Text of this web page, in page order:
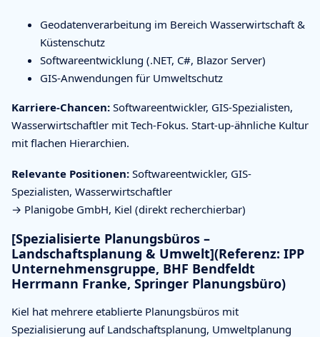
Geodatenverarbeitung im Bereich Wasserwirtschaft &
Küstenschutz
Softwareentwicklung (.NET, C#, Blazor Server)
GIS-Anwendungen für Umweltschutz
Karriere-Chancen: Softwareentwickler, GIS-Spezialisten,
Wasserwirtschaftler mit Tech-Fokus. Start-up-ähnliche Kultur
mit flachen Hierarchien.
Relevante Positionen: Softwareentwickler, GIS-
Spezialisten, Wasserwirtschaftler
→ Planigobe GmbH, Kiel (direkt recherchierbar)
[Spezialisierte Planungsbüros –
Landschaftsplanung & Umwelt](Referenz: IPP
Unternehmensgruppe, BHF Bendfeldt
Herrmann Franke, Springer Planungsbüro)
Kiel hat mehrere etablierte Planungsbüros mit
Spezialisierung auf Landschaftsplanung, Umweltplanung